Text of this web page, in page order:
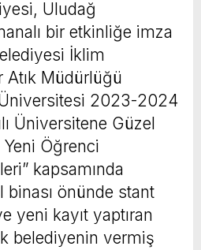
Uludağ
bir etkinliğe imza
İklim
Atık Müdürlüğü
Üniversitesi 2023-2024
Üniversitene Güzel
Öğrenci
kapsamında
binası önünde stant
yeni kayıt yaptıran
belediyenin vermiş